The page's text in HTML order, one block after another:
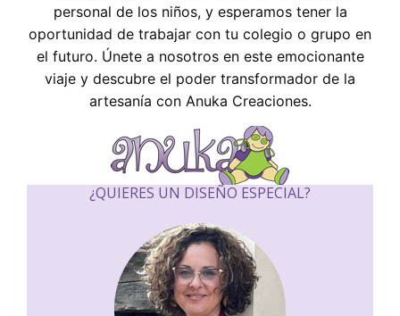
personal de los niños, y esperamos tener la
oportunidad de trabajar con tu colegio o grupo en
el futuro. Únete a nosotros en este emocionante
viaje y descubre el poder transformador de la
artesanía con Anuka Creaciones.
¿QUIERES UN DISEÑO ESPECIAL?